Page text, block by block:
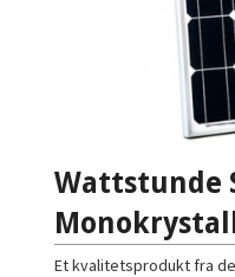
Wattstunde
Et kvalitetsprodukt fra